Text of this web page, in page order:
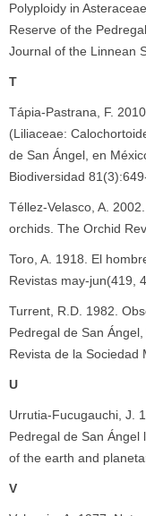
Polyploidy in
Reserve of the
Journal of the Linnean
T
Tápia-Pastrana, F.
(Liliaceae:
de San Ángel, en
Biodiversidad
Téllez-Velasco, A.
orchids. The Orchid
Toro, A. 1918. El
Revistas may-jun(419,
Turrent, R.D. 1982.
Pedregal de San
Revista de la Sociedad
U
Urrutia-Fucugauchi, J.
Pedregal de San Ángel
of the earth and
V